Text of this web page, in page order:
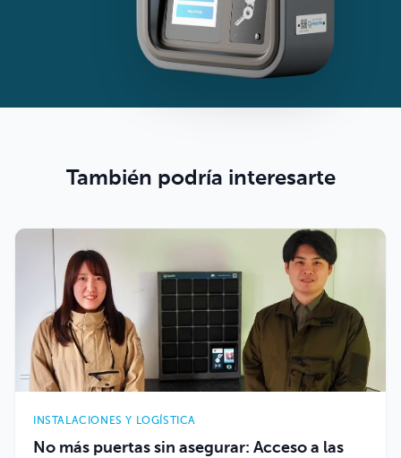
También podría interesarte
INSTALACIONES Y LOGÍSTICA
No más puertas sin asegurar: Acceso a las